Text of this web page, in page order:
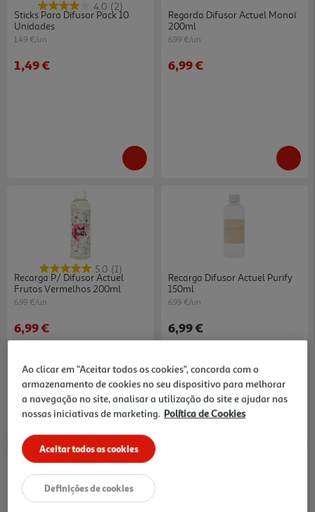
4.0 (2)
Sticks Para Difusor Pack 10
Unidades
1.49 €/un
1,49 €
Regarda Difusor Actuel Monoï
200ml
6.99 €/un
6,99 €
5.0 (1)
Recarga P/ Difusor Actuel
Frutos Vermelhos 200ml
6.99 €/un
6,99 €
Recarga Difusor Actuel Purify
150ml
6.99 €/un
6,99 €
Ao clicar em "Aceitar todos os cookies", concorda com o
armazenamento de cookies no seu dispositivo para melhorar
a navegação no site, analisar a utilização do site e ajudar nas
nossas iniciativas de marketing. Política de Cookies
Aceitar todos os cookies
Definições de cookies